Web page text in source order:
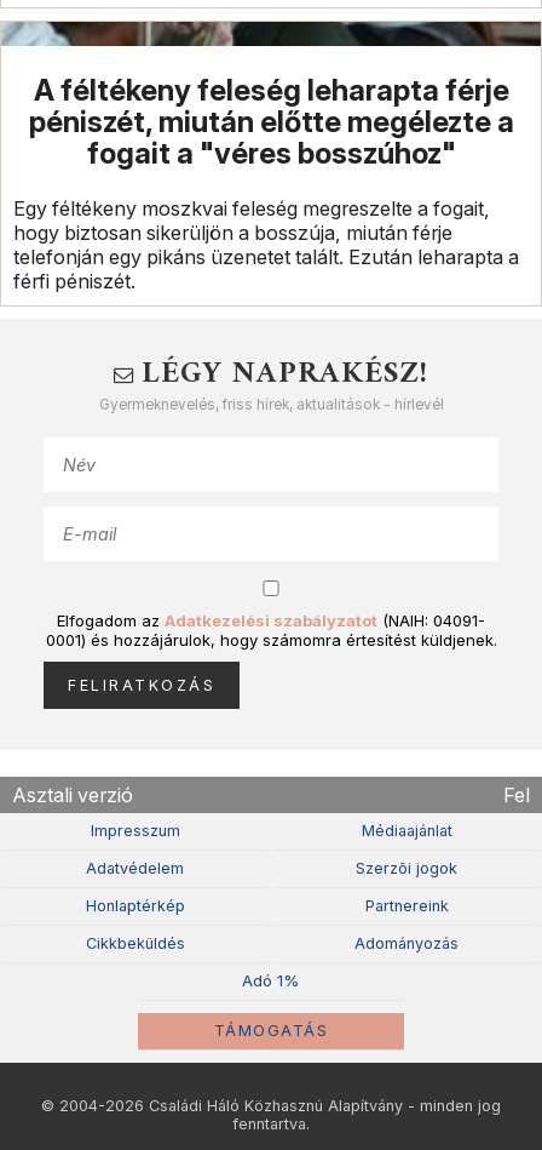
A féltékeny feleség leharapta férje
péniszét, miután előtte megélezte a
fogait a "véres bosszúhoz"
Egy féltékeny moszkvai feleség megreszelte a fogait,
hogy biztosan sikerüljön a bosszúja, miután férje
telefonján egy pikáns üzenetet talált. Ezután leharapta a
férfi péniszét.
LÉGY NAPRAKÉSZ!
Gyermeknevelés, friss hírek, aktualitások - hírlevél
Elfogadom az Adatkezelési szabályzatot (NAIH: 04091-
0001) és hozzájárulok, hogy számomra értesítést küldjenek.
Asztali verzió Fel
Impresszum Médiaajánlat
Adatvédelem Szerzõi jogok
Honlaptérkép Partnereink
Cikkbeküldés Adományozás
Adó 1%
TÁMOGATÁS
© 2004-2026 Családi Háló Közhasznú Alapítvány - minden jog
fenntartva.